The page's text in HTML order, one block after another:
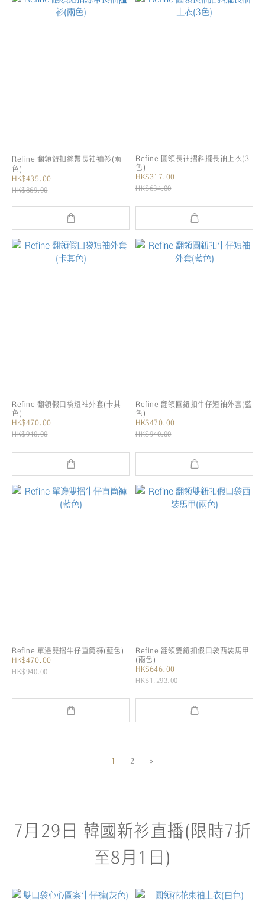
Refine 翻領鈕扣絲帶長袖裇衫(兩
色)
HK$435.00
HK$869.00
Refine 圓領長袖摺斜擺長袖上衣(3
色)
HK$317.00
HK$634.00
Refine 翻領假口袋短袖外套(卡其
色)
HK$470.00
HK$940.00
Refine 翻領圓鈕扣牛仔短袖外套(藍
色)
HK$470.00
HK$940.00
Refine 單邊雙摺牛仔直筒褲(藍色)
HK$470.00
HK$940.00
Refine 翻領雙鈕扣假口袋西裝馬甲
(兩色)
HK$646.00
HK$1,293.00
1 2 »
7月29日 韓國新衫直播(限時7折
至8月1日)